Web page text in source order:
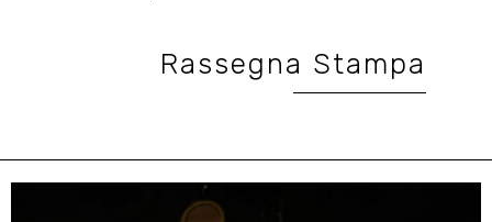
Rassegna Stampa